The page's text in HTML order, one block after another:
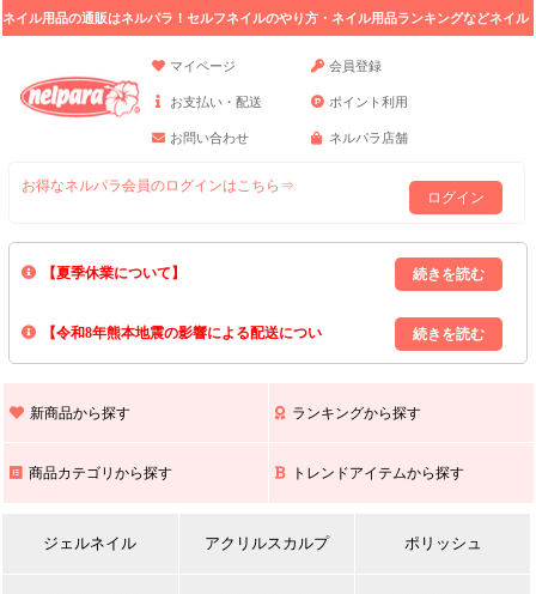
ネイル用品の通販はネルパラ！セルフネイルのやり方・ネイル用品ランキングなどネイル
マイページ
会員登録
お支払い・配送 ポイント利用
お問い合わせ ネルパラ店舗
お得なネルパラ会員のログインはこちら⇒
ログイン
【夏季休業について】
8/13(木)～8/16(日)の間｢出荷業務・お問い合わせ業務｣はお休みいたしま
上記期間中のご注文・お問い合わせは8/17(月)以降の対応となりますので
【令和8年熊本地震の影響による配送につい
また､ 九州全域でお荷物のお届けに遅延が生じております｡
新商品から探す ランキングから探す
商品カテゴリから探す トレンドアイテムから探す
ジェルネイル アクリルスカルプ ポリッシュ